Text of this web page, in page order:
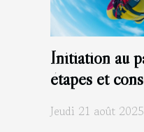
Initiation au
étapes et
Jeudi 21 août